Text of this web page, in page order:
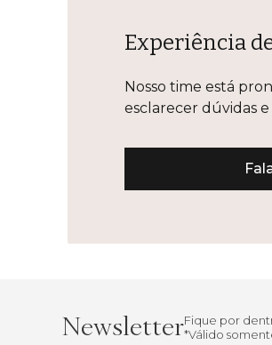
Experiência
Nosso time está
esclarecer dúvidas
NewsletterFique por
*Válido